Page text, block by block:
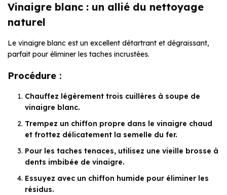
Vinaigre blanc : un allié du nettoyage
naturel
Le vinaigre blanc est un excellent détartrant et dégraissant,
parfait pour éliminer les taches incrustées.
Procédure :
Chauffez légèrement trois cuillères à soupe de
vinaigre blanc.
Trempez un chiffon propre dans le vinaigre chaud
et frottez délicatement la semelle du fer.
Pour les taches tenaces, utilisez une vieille brosse à
dents imbibée de vinaigre.
Essuyez avec un chiffon humide pour éliminer les
résidus.